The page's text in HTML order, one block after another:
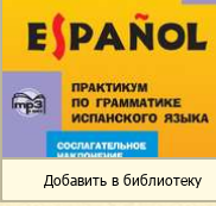
Добавить в библиотеку